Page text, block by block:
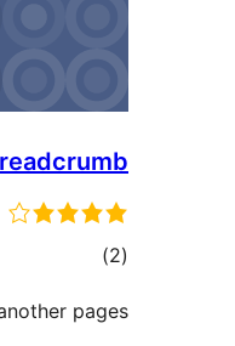
(2 مجموع)
pages.